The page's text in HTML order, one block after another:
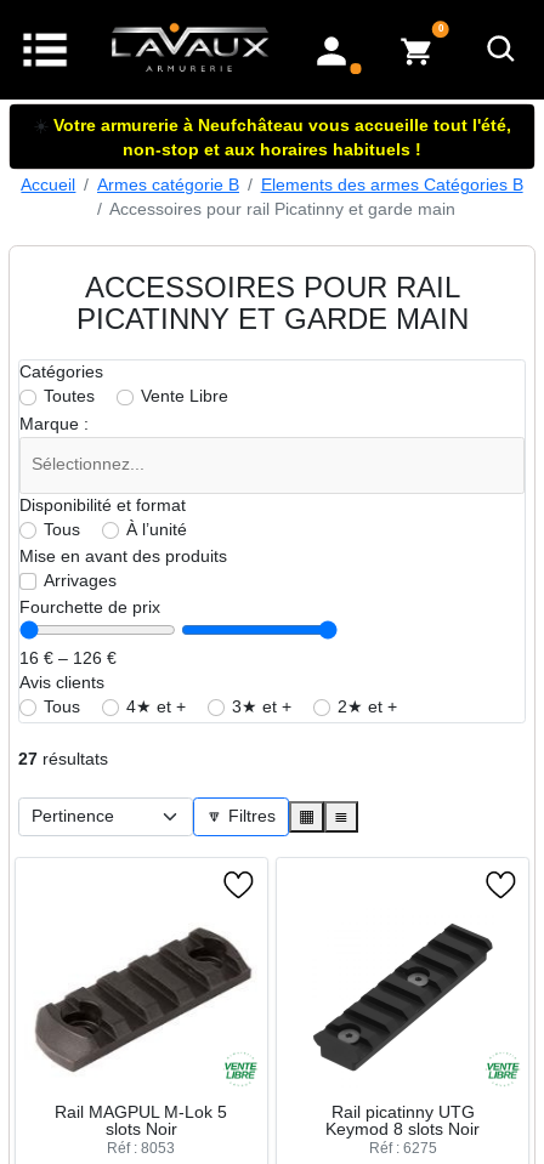
mon compte
0articles dans le panier
☀️ Votre armurerie à Neufchâteau vous accueille tout l'été,
non-stop et aux horaires habituels !
Accueil
Armes catégorie B
Elements des armes Catégories B
Accessoires pour rail Picatinny et garde main
ACCESSOIRES POUR RAIL
PICATINNY ET GARDE MAIN
Catégories
Toutes
Vente Libre
Marque :
Disponibilité et format
Tous
À l’unité
Mise en avant des produits
Arrivages
Fourchette de prix
16 € – 126 €
Avis clients
Tous
4★ et + 3★ et + 2★ et +
27résultats
🔽 Filtres ▦ ≣
Rail MAGPUL M-Lok 5
slots Noir
Réf : 8053
Rail picatinny UTG
Keymod 8 slots Noir
Réf : 6275